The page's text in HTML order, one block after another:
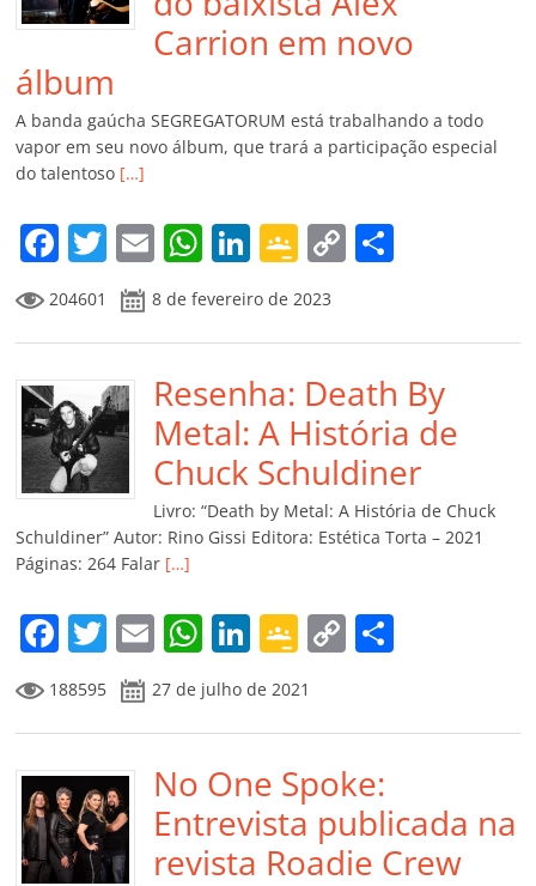
Carrion em novo
álbum
A banda gaúcha SEGREGATORUM está trabalhando a todo
vapor em seu novo álbum, que trará a participação especial
do talentoso […]
F
a
c
e
b
o
o
k
T
w
itt
er
E
m
ai
l
W
at
s
A
p
p
Li
k
e
dI
n
G
o
o
gl
e
Cl
a
ss
ro
m
C
y
Li
n
k
p
ar
til
h
ar
204601 8 de fevereiro de 2023
Resenha: Death By
Metal: A História de
Chuck Schuldiner
Livro: “Death by Metal: A História de Chuck
Schuldiner” Autor: Rino Gissi Editora: Estética Torta – 2021
Páginas: 264 Falar […]
F
a
c
e
b
o
o
T
w
itt
er
E
m
ai
l
W
h
at
s
A
p
p
Li
n
k
e
dI
n
G
o
o
gl
e
Cl
a
C
y
Li
n
k
p
til
h
188595 27 de julho de 2021
No One Spoke:
Entrevista publicada na
revista Roadie Crew